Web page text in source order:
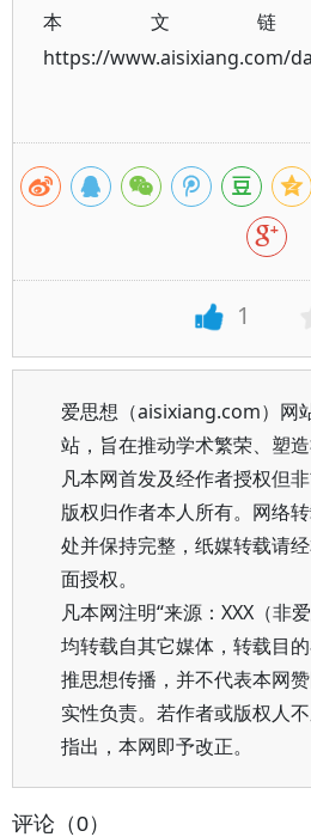
本文
https://www.aisixiang.com/
1
爱思想（aisixiang.com）网
站，旨在推动学术繁荣、塑造
凡本网首发及经作者授权但
版权归作者本人所有。网络
处并保持完整，纸媒转载请
面授权。
凡本网注明“来源：XXX（非
均转载自其它媒体，转载目
推思想传播，并不代表本网
实性负责。若作者或版权人
指出，本网即予改正。
评论（0）